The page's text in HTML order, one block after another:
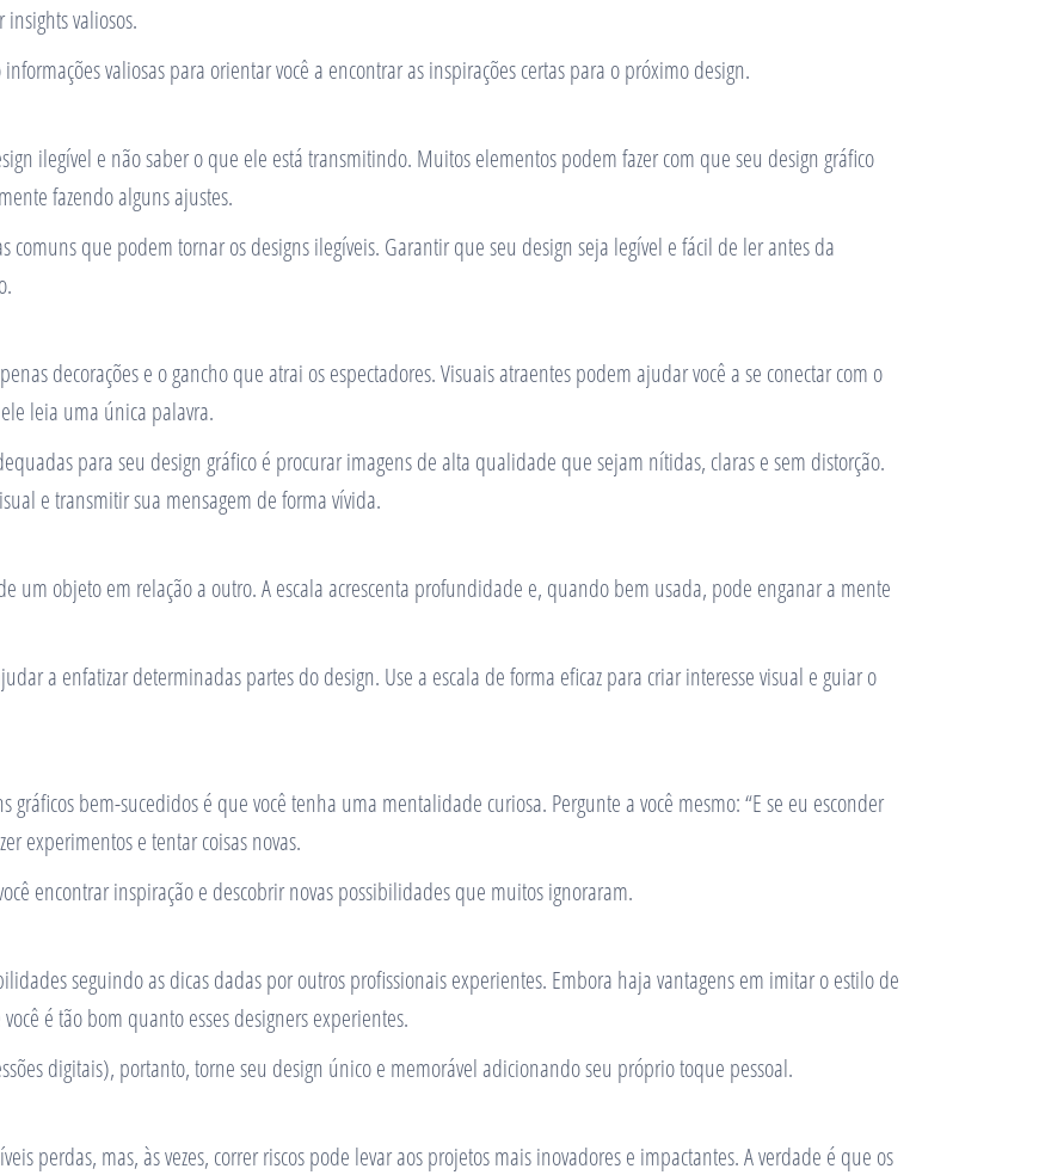
valiosos.
valiosas para orientar você a encontrar as inspirações certas para o próximo design.
ilegível e não saber o que ele está transmitindo. Muitos elementos podem fazer com que seu design gráfico
fazendo alguns ajustes.
comuns que podem tornar os designs ilegíveis. Garantir que seu design seja legível e fácil de ler antes da
decorações e o gancho que atrai os espectadores. Visuais atraentes podem ajudar você a se conectar com o
leia uma única palavra.
para seu design gráfico é procurar imagens de alta qualidade que sejam nítidas, claras e sem distorção.
e transmitir sua mensagem de forma vívida.
um objeto em relação a outro. A escala acrescenta profundidade e, quando bem usada, pode enganar a mente
a enfatizar determinadas partes do design. Use a escala de forma eficaz para criar interesse visual e guiar o
gráficos bem-sucedidos é que você tenha uma mentalidade curiosa. Pergunte a você mesmo: “E se eu esconder
experimentos e tentar coisas novas.
encontrar inspiração e descobrir novas possibilidades que muitos ignoraram.
seguindo as dicas dadas por outros profissionais experientes. Embora haja vantagens em imitar o estilo de
é tão bom quanto esses designers experientes.
digitais), portanto, torne seu design único e memorável adicionando seu próprio toque pessoal.
perdas, mas, às vezes, correr riscos pode levar aos projetos mais inovadores e impactantes. A verdade é que os